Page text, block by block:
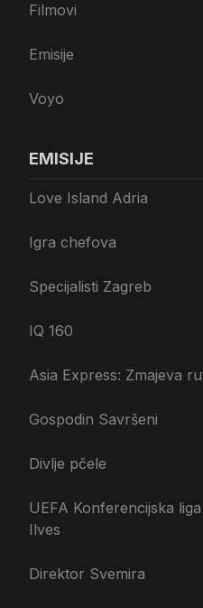
Filmovi
Emisije
Voyo
EMISIJE
Love Island Adria
Igra chefova
Specijalisti Zagreb
IQ 160
Asia Express: Zmajeva
Gospodin Savršeni
Divlje pčele
UEFA Konferencijska
Ilves
Direktor Svemira